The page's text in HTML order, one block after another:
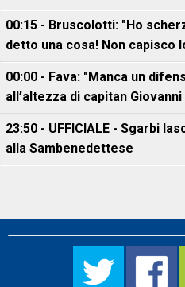
00:15 - Bruscolotti: "Ho
detto una cosa! Non capisco
00:00 - Fava: "Manca un
all’altezza di capitan
23:50 - UFFICIALE - Sgarbi
alla Sambenedettese